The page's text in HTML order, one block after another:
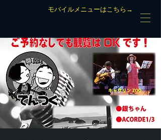
モバイルメニューはこちら→